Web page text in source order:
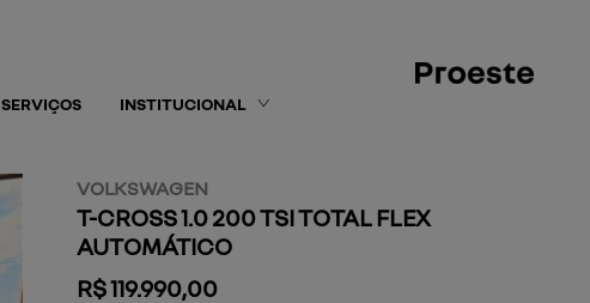
SERVIÇOS INSTITUCIONAL
VOLKSWAGEN
T-CROSS 1.0 200 TSI TOTAL FLEX
AUTOMÁTICO
R$ 119.990,00